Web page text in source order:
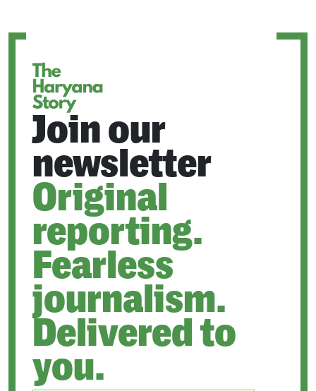
Join our
newsletter
Original
reporting.
Fearless
journalism.
Delivered to
you.